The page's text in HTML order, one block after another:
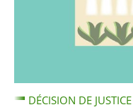
DÉCISION DE JUSTICE